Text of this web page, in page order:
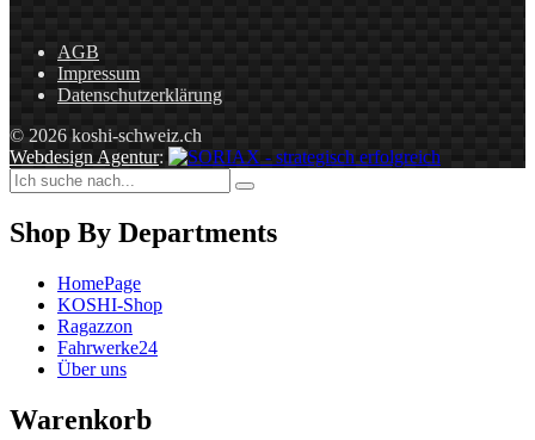
AGB
Impressum
Datenschutzerklärung
© 2026 koshi-schweiz.ch
Webdesign Agentur:
Shop By Departments
HomePage
KOSHI-Shop
Ragazzon
Fahrwerke24
Über uns
Warenkorb